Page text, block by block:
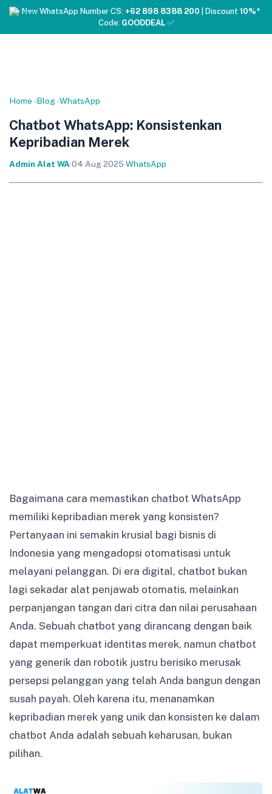
❤️ New WhatsApp Number CS: +62 898 8388 200 | Discount 10%*
Code: GOODDEAL ✅
Home ›Blog ›WhatsApp
Chatbot WhatsApp: Konsistenkan
Kepribadian Merek
Admin Alat WA·04 Aug 2025·WhatsApp
Bagaimana cara memastikan chatbot WhatsApp
memiliki kepribadian merek yang konsisten?
Pertanyaan ini semakin krusial bagi bisnis di
Indonesia yang mengadopsi otomatisasi untuk
melayani pelanggan. Di era digital, chatbot bukan
lagi sekadar alat penjawab otomatis, melainkan
perpanjangan tangan dari citra dan nilai perusahaan
Anda. Sebuah chatbot yang dirancang dengan baik
dapat memperkuat identitas merek, namun chatbot
yang generik dan robotik justru berisiko merusak
persepsi pelanggan yang telah Anda bangun dengan
susah payah. Oleh karena itu, menanamkan
kepribadian merek yang unik dan konsisten ke dalam
chatbot Anda adalah sebuah keharusan, bukan
pilihan.